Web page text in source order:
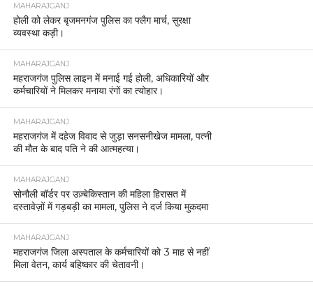
MAHARAJGANJ
होली को लेकर बृजमनगंज पुलिस का फ्लैग मार्च, सुरक्षा
व्यवस्था कड़ी।
MAHARAJGANJ
महराजगंज पुलिस लाइन में मनाई गई होली, अधिकारियों और
कर्मचारियों ने मिलकर मनाया रंगों का त्योहार।
MAHARAJGANJ
महराजगंज में दहेज विवाद से जुड़ा सनसनीखेज मामला, पत्नी
की मौत के बाद पति ने की आत्महत्या।
MAHARAJGANJ
सोनौली बॉर्डर पर उज़्बेकिस्तान की महिला हिरासत में
दस्तावेज़ों में गड़बड़ी का मामला, पुलिस ने दर्ज किया मुकदमा
MAHARAJGANJ
महराजगंज जिला अस्पताल के कर्मचारियों को 3 माह से नहीं
मिला वेतन, कार्य बहिष्कार की चेतावनी।